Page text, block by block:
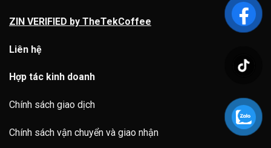
ZIN VERIFIED by TheTekCoffee
Liên hệ
Hợp tác kinh doanh
Chính sách giao dịch
Chính sách vận chuyển và giao nhận